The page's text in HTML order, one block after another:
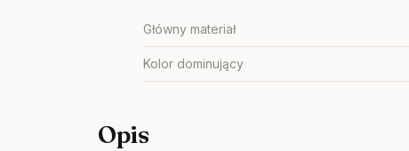
Główny materiał
Kolor dominujący
Opis